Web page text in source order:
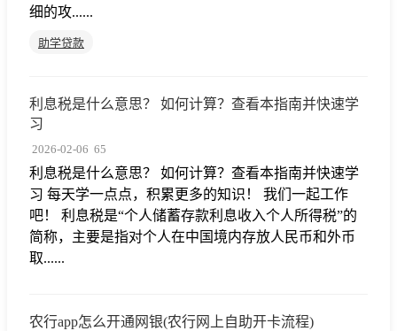
细的攻......
助学贷款
利息税是什么意思？ 如何计算？查看本指南并快速学
习
2026-02-06 65
利息税是什么意思？ 如何计算？查看本指南并快速学
习 每天学一点点，积累更多的知识！ 我们一起工作
吧！ 利息税是“个人储蓄存款利息收入个人所得税”的
简称，主要是指对个人在中国境内存放人民币和外币
取......
农行app怎么开通网银(农行网上自助开卡流程)